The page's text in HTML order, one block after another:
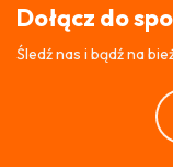
Dołącz do
Śledź nas i bądź na